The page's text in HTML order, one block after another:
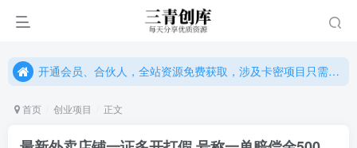
开通会员、合伙人，全站资源免费获取，涉及卡密项目只需单独购卡密（位置：网站右下悬浮按钮）
开通会员、合伙人，全站资源免费获取，涉及卡密项目只需单独购卡密（位置：网站右下悬浮按钮）
首页 创业项目 正文